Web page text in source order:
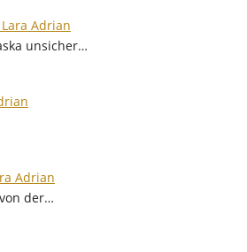
Adrian
unsicher…
Adrian
der…